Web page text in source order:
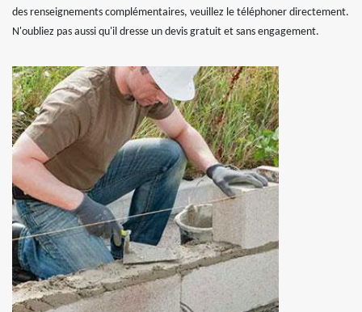
des renseignements complémentaires, veuillez le téléphoner directement.
N'oubliez pas aussi qu'il dresse un devis gratuit et sans engagement.